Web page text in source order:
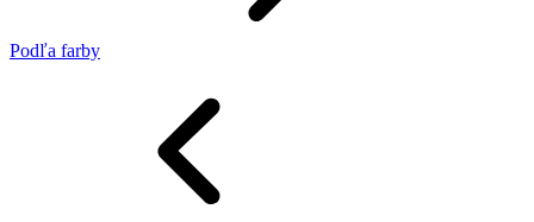
Podľa farby